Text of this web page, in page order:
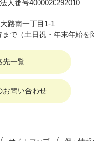
法人番号4000020292010
路南一丁目1-1
で（土日祝・年末年始を
先一覧
お問い合わせ